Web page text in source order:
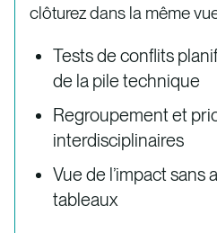
clôturez dans la même
Tests de conflits
de la pile technique
Regroupement et
interdisciplinaires
Vue de l’impact sans
tableaux